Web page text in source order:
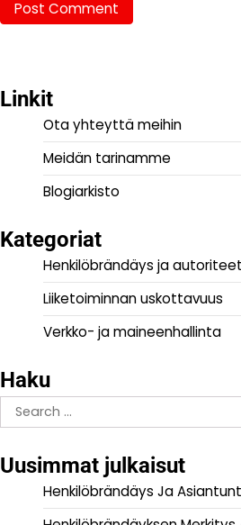
Linkit
Ota yhteyttä meihin
Meidän tarinamme
Blogiarkisto
Kategoriat
Henkilöbrändäys ja
Liiketoiminnan uskottavuus
Verkko- ja maineenhallinta
Haku
Search
for:
Uusimmat julkaisut
Henkilöbrändäys Ja